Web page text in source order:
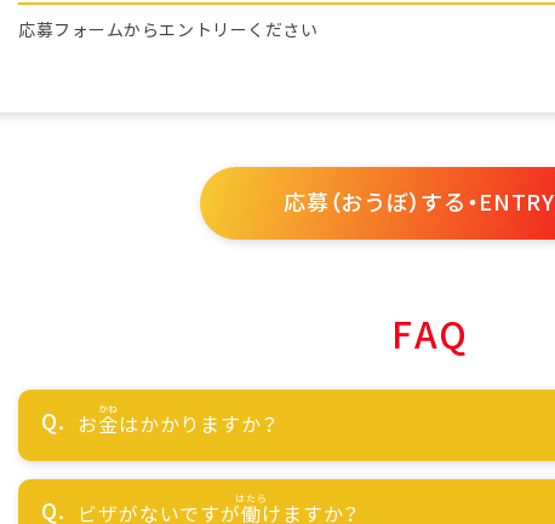
応募フォームからエントリーください
応募（おうぼ）する・ENTRY
FAQ
お金はかかりますか？
ビザがないですが働けますか？